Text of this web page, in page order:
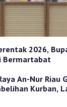
2026,
Bermartabat
An-Nur Riau
Kurban,